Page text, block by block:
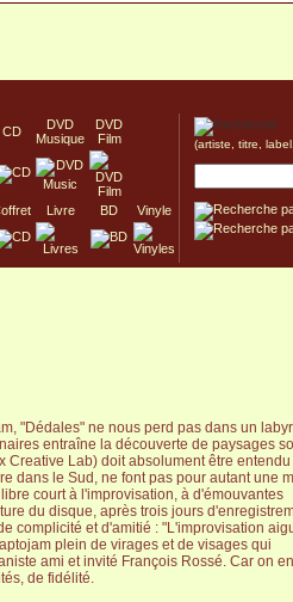
CD
DVD
Musique
DVD
Film
Livre BD Vinyle
(artiste, titre,
"Dédales" ne nous perd pas dans un
entraîne la découverte de paysages
Lab) doit absolument être entendu
dans le Sud, ne font pas pour autant une
court à l'improvisation, à d'émouvantes
du disque, après trois jours
complicité et d'amitié : "L'improvisation
plein de virages et de visages qui
ami et invité François Rossé. Car on en
de fidélité.